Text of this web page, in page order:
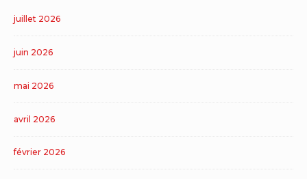
juillet 2026
juin 2026
mai 2026
avril 2026
février 2026